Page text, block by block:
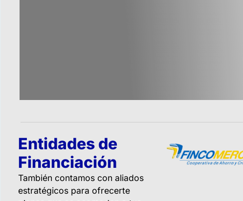
Entidades de
Financiación
También contamos con aliados
estratégicos para ofrecerte